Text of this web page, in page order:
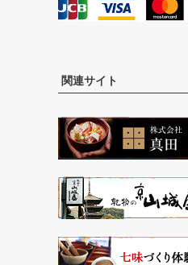
関連サイト